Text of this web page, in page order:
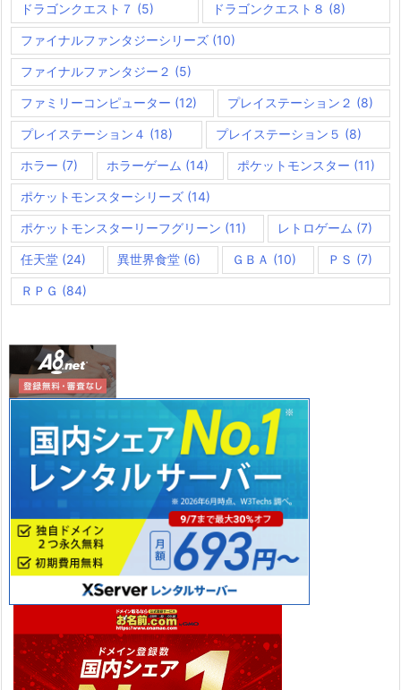
ドラゴンクエスト７ (5) ドラゴンクエスト８ (8)
ファイナルファンタジーシリーズ (10)
ファイナルファンタジー２ (5)
ファミリーコンピューター (12) プレイステーション２ (8)
プレイステーション４ (18) プレイステーション５ (8)
ホラー (7) ホラーゲーム (14) ポケットモンスター (11)
ポケットモンスターシリーズ (14)
ポケットモンスターリーフグリーン (11) レトロゲーム (7)
任天堂 (24) 異世界食堂 (6) ＧＢＡ (10) ＰＳ (7)
ＲＰＧ (84)